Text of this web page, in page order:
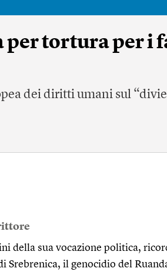
per tortura per i
dei diritti umani sul
della sua vocazione politica,
Srebrenica, il genocidio del